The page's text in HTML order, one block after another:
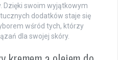
Dzięki swoim wyjątkowym
dodatków staje się
wśród tych, którzy
dla swojej skóry.